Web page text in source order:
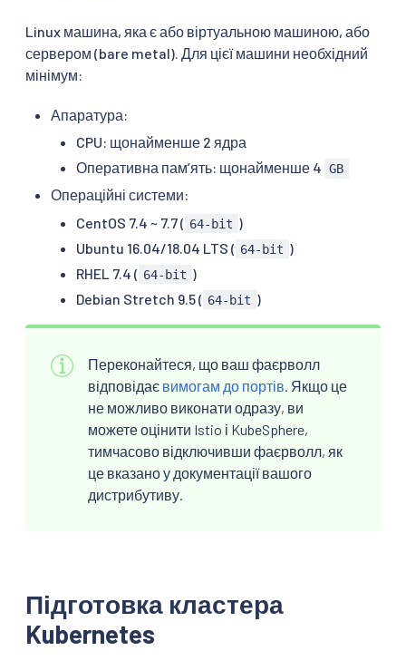
Linux машина, яка є або віртуальною машиною, або
сервером (bare metal). Для цієї машини необхідний
мінімум:
Апаратура:
CPU: щонайменше 2 ядра
Оперативна пам’ять: щонайменше 4 GB
Операційні системи:
CentOS 7.4 ~ 7.7 ( 64-bit )
Ubuntu 16.04/18.04 LTS ( 64-bit )
RHEL 7.4 ( 64-bit )
Debian Stretch 9.5 ( 64-bit )
Переконайтеся, що ваш фаєрволл
відповідає вимогам до портів . Якщо це
не можливо виконати одразу, ви
можете оцінити Istio і KubeSphere,
тимчасово відключивши фаєрволл, як
це вказано у документації вашого
дистрибутиву.
Підготовка кластера
Kubernetes